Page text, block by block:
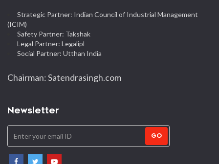
Strategic Partner: Indian Council of Industrial Management
(ICIM)
Safety Partner: Takshak
Legal Partner: Legalipl
Social Partner: Utthan India
Chairman: Satendrasingh.com
Newsletter
GO